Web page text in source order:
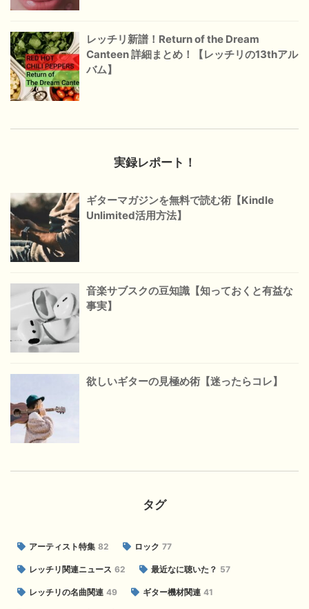
レッチリ新譜！Return of the Dream
Canteen 詳細まとめ！【レッチリの13thアル
バム】
実録レポート！
ギターマガジンを無料で読む術【Kindle
Unlimited活用方法】
音楽サブスクの豆知識【知っておくと有益な
事実】
欲しいギターの見極め術【迷ったらコレ】
タグ
アーティスト特集 82 ロック 77
レッチリ関連ニュース 62 最近なに聴いた？ 57
レッチリの名曲関連 49 ギター機材関連 41